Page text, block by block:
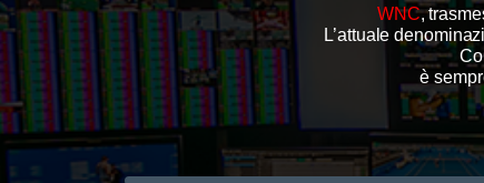
WNC,
L’attuale
è